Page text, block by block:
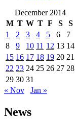
December 2014
M T W T F S
S
1
2 3 4 5 6
7
8
9 10 11 12 13 14
15 16 17 18 19 20 21
22 23 24 25 26 27 28
29 30 31
« Nov
Jan »
News